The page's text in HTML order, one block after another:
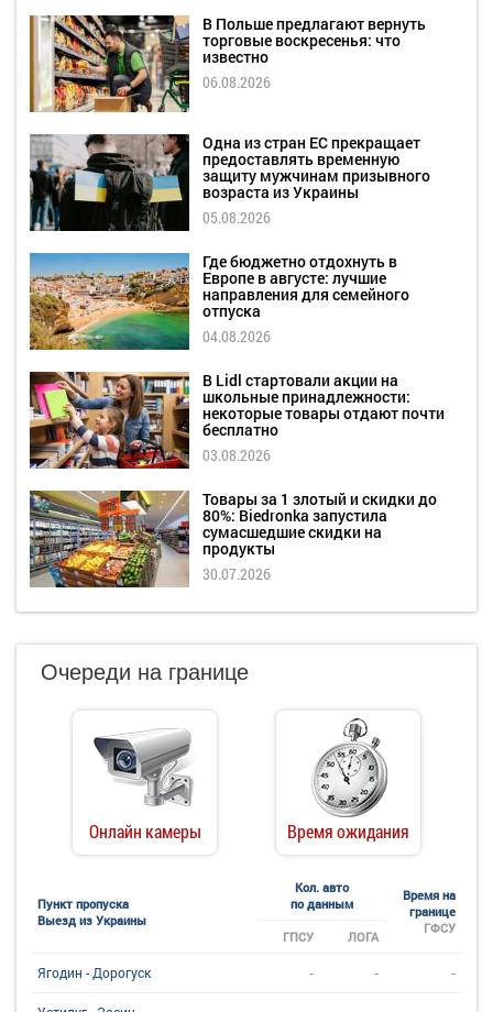
В Польше предлагают вернуть
торговые воскресенья: что
известно
06.08.2026
Одна из стран ЕС прекращает
предоставлять временную
защиту мужчинам призывного
возраста из Украины
05.08.2026
Где бюджетно отдохнуть в
Европе в августе: лучшие
направления для семейного
отпуска
04.08.2026
В Lidl стартовали акции на
школьные принадлежности:
некоторые товары отдают почти
бесплатно
03.08.2026
Товары за 1 злотый и скидки до
80%: Biedronka запустила
сумасшедшие скидки на
продукты
30.07.2026
Очереди на границе
Онлайн камеры Время ожидания
Пункт пропуска
Выезд из Украины
Кол. авто
по данным
Время на
границе
ГФСУ
ГПСУ ЛОГА
Ягодин - Дорогуск - - -